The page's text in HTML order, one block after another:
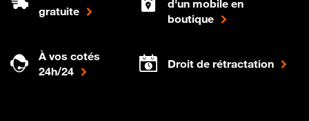
gratuite
d'un mobile en
boutique
À vos cotés
24h/24
Droit de rétractation